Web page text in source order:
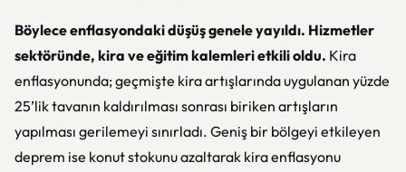
Böylece enflasyondaki düşüş genele yayıldı. Hizmetler
sektöründe, kira ve eğitim kalemleri etkili oldu. Kira
enflasyonunda; geçmişte kira artışlarında uygulanan yüzde
25’lik tavanın kaldırılması sonrası biriken artışların
yapılması gerilemeyi sınırladı. Geniş bir bölgeyi etkileyen
deprem ise konut stokunu azaltarak kira enflasyonu